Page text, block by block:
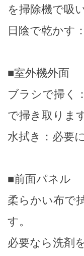
を掃除機で吸
日陰で乾かす
■室外機外面
ブラシで掃く
で掃き取りま
水拭き：必要
■前面パネル
柔らかい布で
す。
必要なら洗剤